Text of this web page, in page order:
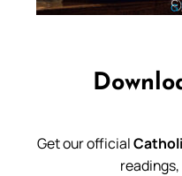
Get our official